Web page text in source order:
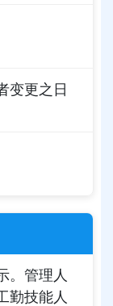
变更之日
。管理人
勤技能人